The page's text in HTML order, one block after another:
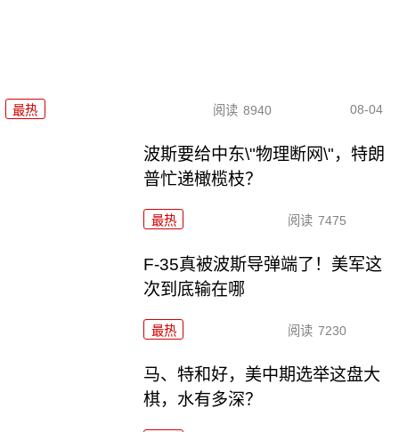
最热 阅读 8940 08-04
波斯要给中东\"物理断网\"，特朗
普忙递橄榄枝？
最热 阅读 7475
F-35真被波斯导弹端了！美军这
次到底输在哪
最热 阅读 7230
马、特和好，美中期选举这盘大
棋，水有多深？